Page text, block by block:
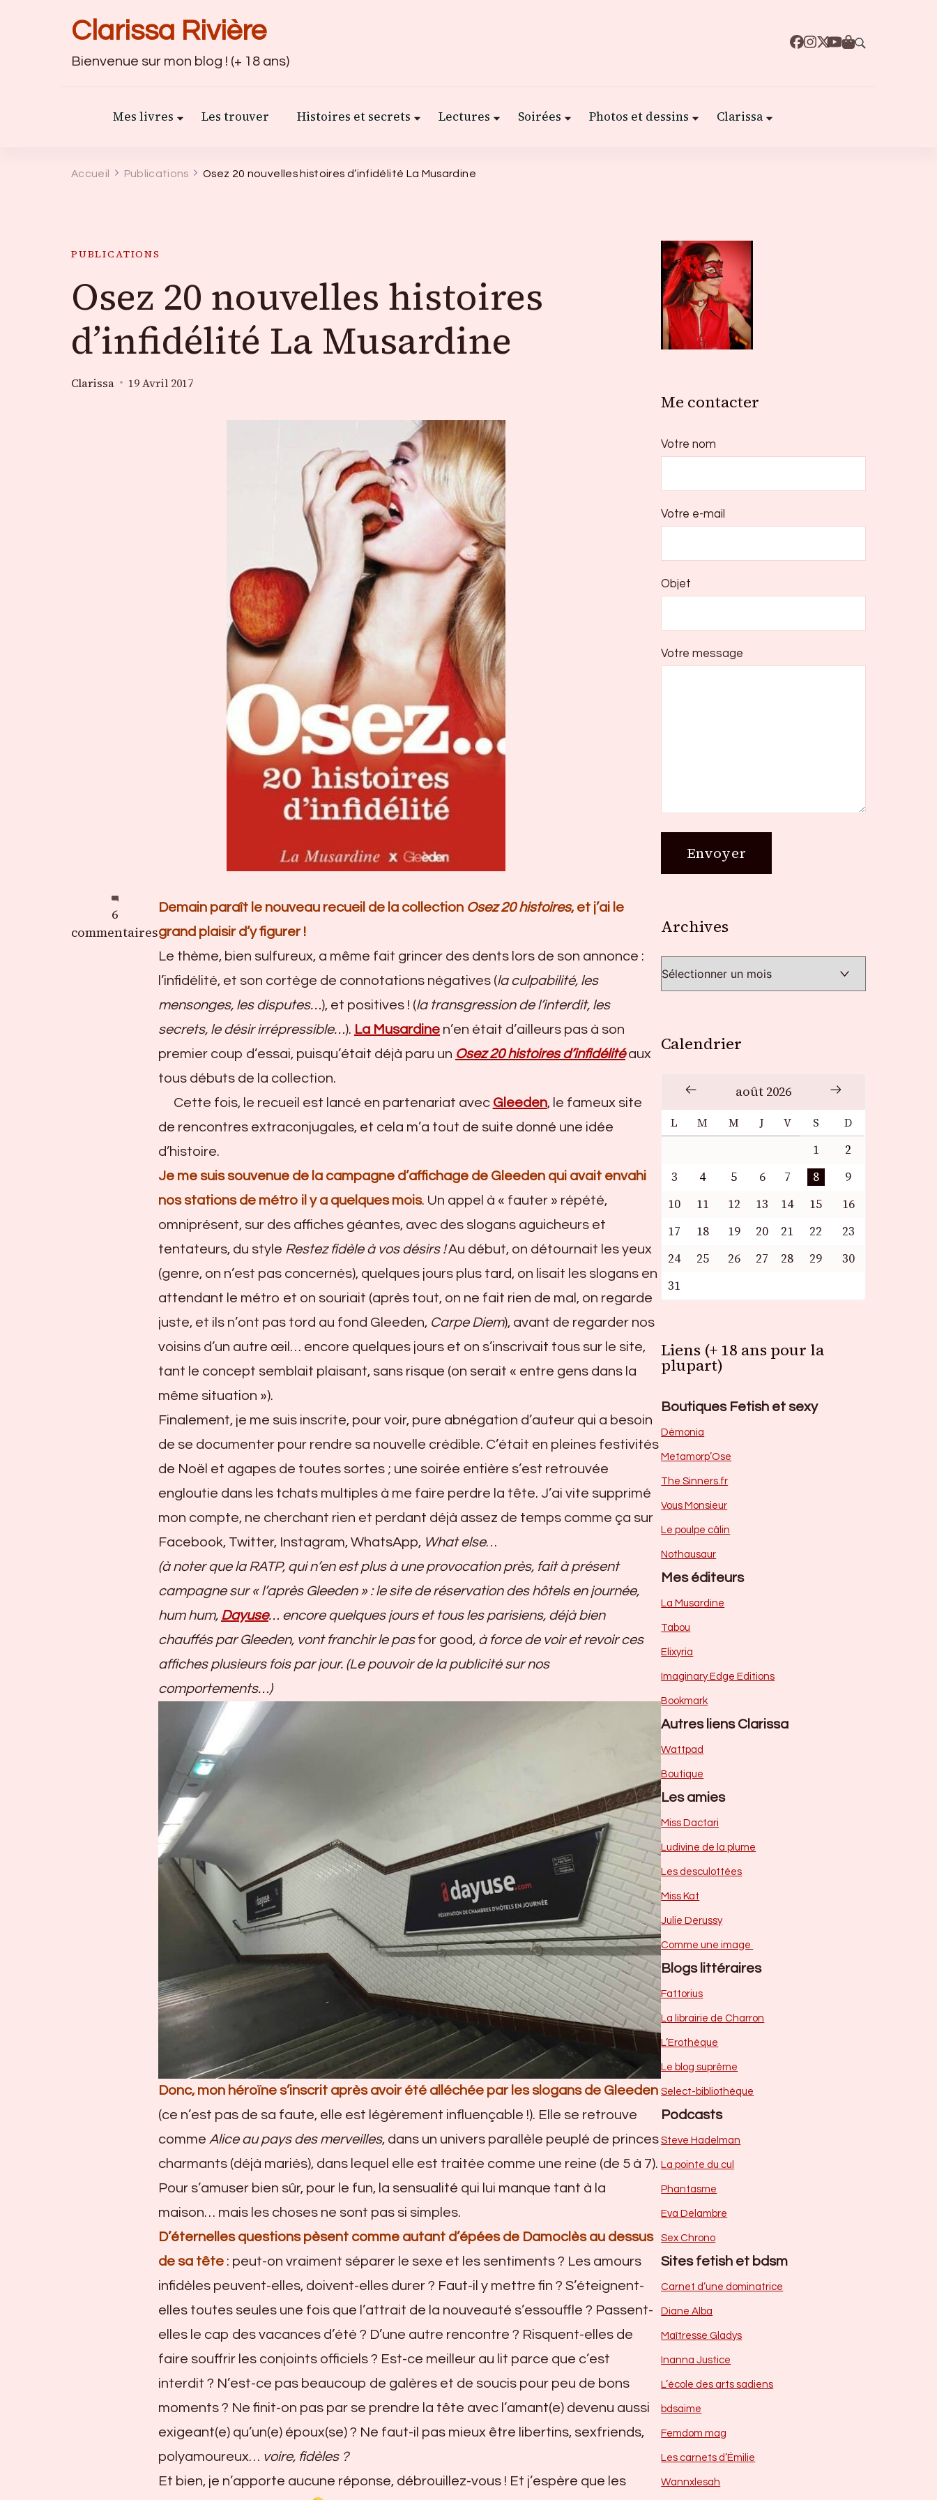
Clarissa Rivière
Bienvenue sur mon blog ! (+ 18 ans)
Mes livres Les trouver Histoires et secrets Lectures Soirées Photos et dessins Clarissa
Accueil Publications Osez 20 nouvelles histoires d’infidélité La Musardine
PUBLICATIONS
Osez 20 nouvelles histoires
d’infidélité La Musardine
Clarissa 19 Avril 2017
6
commentaires
sur
Osez
histoires
d’infidélité
Demain paraît le nouveau recueil de la collection Osez 20 histoires, et j’ai le
grand plaisir d’y figurer !
Le thème, bien sulfureux, a même fait grincer des dents lors de son annonce :
l’infidélité, et son cortège de connotations négatives (la culpabilité, les
mensonges, les disputes…), et positives ! (la transgression de l’interdit, les
secrets, le désir irrépressible…). La Musardine n’en était d’ailleurs pas à son
premier coup d’essai, puisqu’était déjà paru un Osez 20 histoires d’infidélitéaux
tous débuts de la collection.
Cette fois, le recueil est lancé en partenariat avec Gleeden, le fameux site
de rencontres extraconjugales, et cela m’a tout de suite donné une idée
d’histoire.
Je me suis souvenue de la campagne d’affichage de Gleeden qui avait envahi
nos stations de métro il y a quelques mois. Un appel à « fauter » répété,
omniprésent, sur des affiches géantes, avec des slogans aguicheurs et
tentateurs, du style Restez fidèle à vos désirs !Au début, on détournait les yeux
(genre, on n’est pas concernés), quelques jours plus tard, on lisait les slogans en
attendant le métro et on souriait (après tout, on ne fait rien de mal, on regarde
juste, et ils n’ont pas tord au fond Gleeden, Carpe Diem), avant de regarder nos
voisins d’un autre œil… encore quelques jours et on s’inscrivait tous sur le site,
tant le concept semblait plaisant, sans risque (on serait « entre gens dans la
même situation »).
Finalement, je me suis inscrite, pour voir, pure abnégation d’auteur qui a besoin
de se documenter pour rendre sa nouvelle crédible. C’était en pleines festivités
de Noël et agapes de toutes sortes ; une soirée entière s’est retrouvée
engloutie dans les tchats multiples à me faire perdre la tête. J’ai vite supprimé
mon compte, ne cherchant rien et perdant déjà assez de temps comme ça sur
Facebook, Twitter, Instagram, WhatsApp, What else…
(à noter que la RATP, qui n’en est plus à une provocation près, fait à présent
campagne sur « l’après Gleeden » : le site de réservation des hôtels en journée,
hum hum, Dayuse… encore quelques jours et tous les parisiens, déjà bien
chauffés par Gleeden, vont franchir le pas for good, à force de voir et revoir ces
affiches plusieurs fois par jour. (Le pouvoir de la publicité sur nos
comportements…)
Donc, mon héroïne s’inscrit après avoir été alléchée par les slogans de Gleeden
(ce n’est pas de sa faute, elle est légèrement influençable !). Elle se retrouve
comme Alice au pays des merveilles, dans un univers parallèle peuplé de princes
charmants (déjà mariés), dans lequel elle est traitée comme une reine (de 5 à 7).
Pour s’amuser bien sûr, pour le fun, la sensualité qui lui manque tant à la
maison… mais les choses ne sont pas si simples.
D’éternelles questions pèsent comme autant d’épées de Damoclès au dessus
de sa tête : peut-on vraiment séparer le sexe et les sentiments ? Les amours
infidèles peuvent-elles, doivent-elles durer ? Faut-il y mettre fin ? S’éteignent-
elles toutes seules une fois que l’attrait de la nouveauté s’essouffle ? Passent-
elles le cap des vacances d’été ? D’une autre rencontre ? Risquent-elles de
faire souffrir les conjoints officiels ? Est-ce meilleur au lit parce que c’est
interdit ? N’est-ce pas beaucoup de galères et de soucis pour peu de bons
moments ? Ne finit-on pas par se prendre la tête avec l’amant(e) devenu aussi
exigeant(e) qu’un(e) époux(se) ? Ne faut-il pas mieux être libertins, sexfriends,
polyamoureux… voire, fidèles ?
Et bien, je n’apporte aucune réponse, débrouillez-vous ! Et j’espère que les
Me contacter
Votre nom
Votre e-mail
Objet
Votre message
Archives
Calendrier
août 2026
L M M J V S D
1
2
3
4 5 6 7 8
9
10
11 12 13 14 15
16
17
18 19 20 21 22
23
24
25 26 27 28 29
30
31
Liens (+ 18 ans pour la
plupart)
Boutiques Fetish et sexy
Dèmonia
Metamorp’Ose
The Sinners.fr
Vous Monsieur
Le poulpe câlin
Nothausaur
Mes éditeurs
La Musardine
Tabou
Elixyria
Imaginary Edge Editions
Bookmark
Autres liens Clarissa
Wattpad
Boutique
Les amies
Miss Dactari
Ludivine de la plume
Les desculottées
Miss Kat
Julie Derussy
Comme une image
Blogs littéraires
Fattorius
La librairie de Charron
L’Erothèque
Le blog suprême
Select-bibliothèque
Podcasts
Steve Hadelman
La pointe du cul
Phantasme
Eva Delambre
Sex Chrono
Sites fetish et bdsm
Carnet d’une dominatrice
Diane Alba
Maîtresse Gladys
Inanna Justice
L’école des arts sadiens
bdsaime
Femdom mag
Les carnets d’Émilie
Wannxlesah